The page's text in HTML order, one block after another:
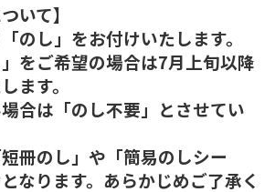
いて】
のし」をお付けいたします。
をご希望の場合は7月上旬以降
ます。
合は「のし不要」とさせてい
冊のし」や「簡易のしシー
なります。あらかじめご了承く